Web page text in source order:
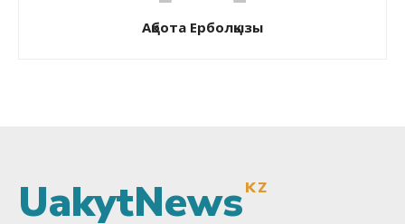
Ақбота Ерболқызы
UakytNewsKZ